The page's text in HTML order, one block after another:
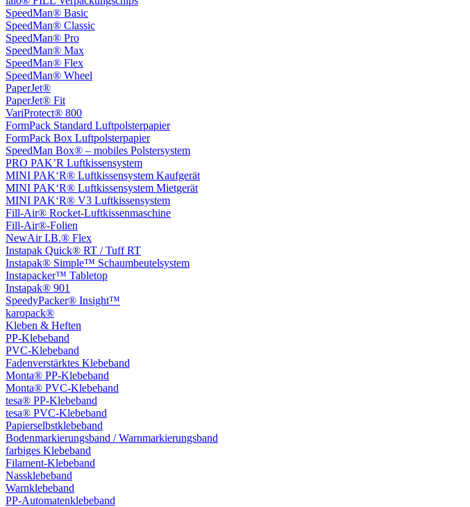
SpeedMan® Basic
SpeedMan® Classic
SpeedMan® Pro
SpeedMan® Max
SpeedMan® Flex
SpeedMan® Wheel
PaperJet®
PaperJet® Fit
VariProtect® 800
FormPack Standard Luftpolsterpapier
FormPack Box Luftpolsterpapier
SpeedMan Box® – mobiles Polstersystem
PRO PAK’R Luftkissensystem
MINI PAK‘R® Luftkissensystem Kaufgerät
MINI PAK‘R® Luftkissensystem Mietgerät
MINI PAK‘R® V3 Luftkissensystem
Fill-Air® Rocket-Luftkissenmaschine
Fill-Air®-Folien
NewAir I.B.® Flex
Instapak Quick® RT / Tuff RT
Instapak® Simple™ Schaumbeutelsystem
Instapacker™ Tabletop
Instapak® 901
SpeedyPacker® Insight™
karopack®
Kleben & Heften
PP-Klebeband
PVC-Klebeband
Fadenverstärktes Klebeband
Monta® PP-Klebeband
Monta® PVC-Klebeband
tesa® PP-Klebeband
tesa® PVC-Klebeband
Papierselbstklebeband
Bodenmarkierungsband / Warnmarkierungsband
farbiges Klebeband
Filament-Klebeband
Nassklebeband
Warnklebeband
PP-Automatenklebeband